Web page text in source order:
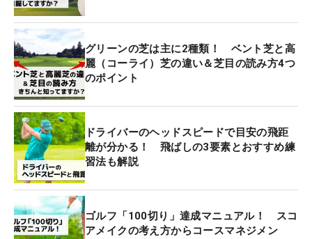
グリーンの芝は主に2種類！ ベント芝と高
麗（コーライ）芝の違い＆芝目の読み方4つ
のポイント
ドライバーのヘッドスピードで目安の飛距
離が分かる！ 飛ばしの3要素とおすすめ練
習法も解説
ゴルフ「100切り」達成マニュアル！ スコ
アメイクの考え方からコースマネジメン